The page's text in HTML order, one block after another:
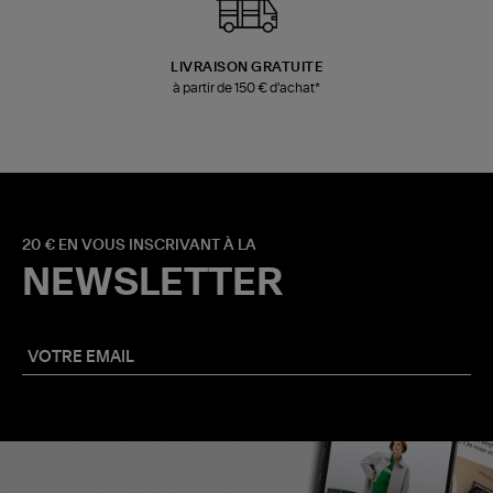
LIVRAISON GRATUITE
à partir de 150 € d'achat*
20 € EN VOUS INSCRIVANT À LA
NEWSLETTER